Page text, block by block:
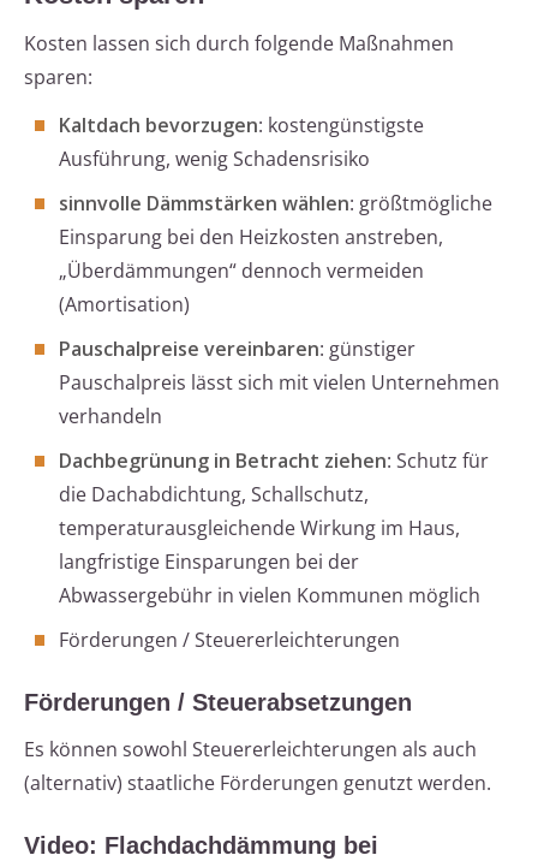
Kosten lassen sich durch folgende Maßnahmen
sparen:
Kaltdach bevorzugen: kostengünstigste
Ausführung, wenig Schadensrisiko
sinnvolle Dämmstärken wählen: größtmögliche
Einsparung bei den Heizkosten anstreben,
„Überdämmungen“ dennoch vermeiden
(Amortisation)
Pauschalpreise vereinbaren: günstiger
Pauschalpreis lässt sich mit vielen Unternehmen
verhandeln
Dachbegrünung in Betracht ziehen: Schutz für
die Dachabdichtung, Schallschutz,
temperaturausgleichende Wirkung im Haus,
langfristige Einsparungen bei der
Abwassergebühr in vielen Kommunen möglich
Förderungen / Steuererleichterungen
Förderungen / Steuerabsetzungen
Es können sowohl Steuererleichterungen als auch
(alternativ) staatliche Förderungen genutzt werden.
Video: Flachdachdämmung bei